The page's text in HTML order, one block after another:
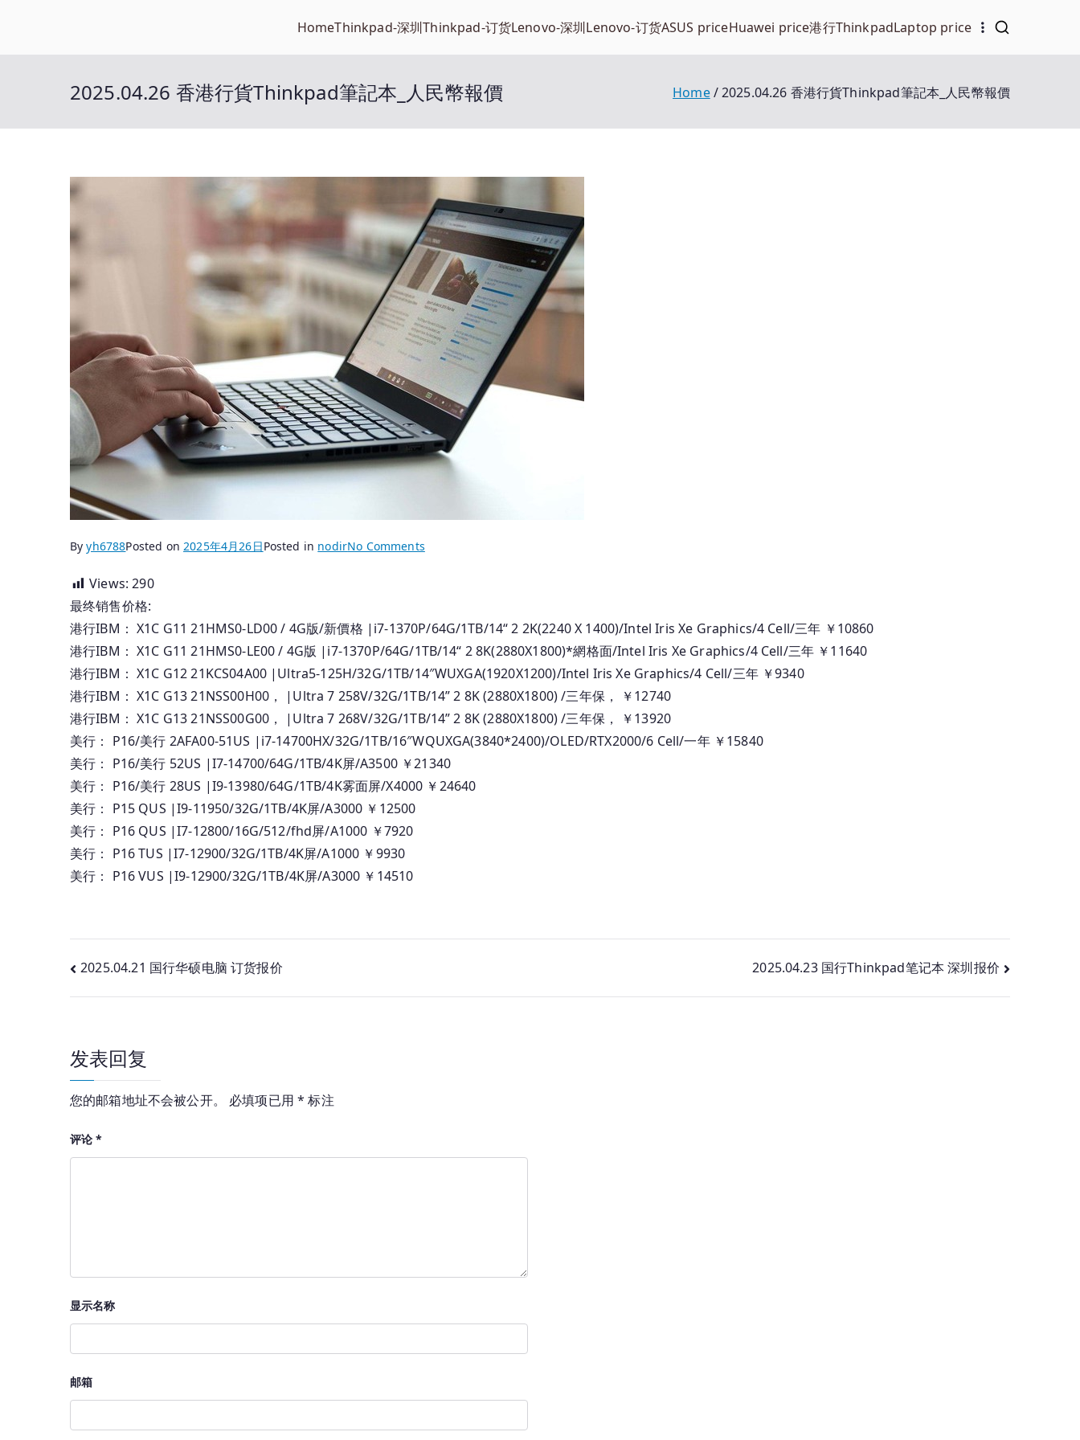
HomeThinkpad-深圳Thinkpad-订货Lenovo-深圳Lenovo-订货ASUS priceHuawei price港行ThinkpadLaptop price
2025.04.26 香港行貨Thinkpad筆記本_人民幣報價 Home 2025.04.26 香港行貨Thinkpad筆記本_人民幣報價
Byyh6788Posted on2025年4月26日Posted in nodirNo Commentson
行
貨
Thinkpad
記
本
_
人
民
Views: 290
最终销售价格:
港行IBM： X1C G11 21HMS0-LD00 / 4G版/新價格 |i7-1370P/64G/1TB/14“ 2 2K(2240 X 1400)/Intel Iris Xe Graphics/4 Cell/三年 ￥10860
港行IBM： X1C G11 21HMS0-LE00 / 4G版 |i7-1370P/64G/1TB/14“ 2 8K(2880X1800)*網格面/Intel Iris Xe Graphics/4 Cell/三年 ￥11640
港行IBM： X1C G12 21KCS04A00 |Ultra5-125H/32G/1TB/14″WUXGA(1920X1200)/Intel Iris Xe Graphics/4 Cell/三年 ￥9340
港行IBM： X1C G13 21NSS00H00， |Ultra 7 258V/32G/1TB/14” 2 8K (2880X1800) /三年保， ￥12740
港行IBM： X1C G13 21NSS00G00， |Ultra 7 268V/32G/1TB/14” 2 8K (2880X1800) /三年保， ￥13920
美行： P16/美行 2AFA00-51US |i7-14700HX/32G/1TB/16″WQUXGA(3840*2400)/OLED/RTX2000/6 Cell/一年 ￥15840
美行： P16/美行 52US |I7-14700/64G/1TB/4K屏/A3500 ￥21340
美行： P16/美行 28US |I9-13980/64G/1TB/4K雾面屏/X4000 ￥24640
美行： P15 QUS |I9-11950/32G/1TB/4K屏/A3000 ￥12500
美行： P16 QUS |I7-12800/16G/512/fhd屏/A1000 ￥7920
美行： P16 TUS |I7-12900/32G/1TB/4K屏/A1000 ￥9930
美行： P16 VUS |I9-12900/32G/1TB/4K屏/A3000 ￥14510
文
章
航
2025.04.21 国行华硕电脑 订货报价 2025.04.23 国行Thinkpad笔记本 深圳报价
发表回复
您的邮箱地址不会被公开。 必填项已用* 标注
评论*
显示名称
邮箱